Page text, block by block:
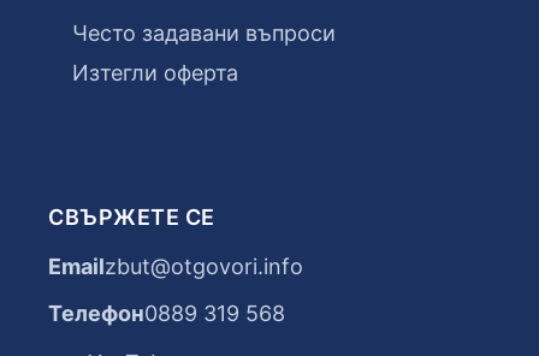
Често задавани въпроси
Изтегли оферта
СВЪРЖЕТЕ СЕ
Emailzbut@otgovori.info
Телефон0889 319 568